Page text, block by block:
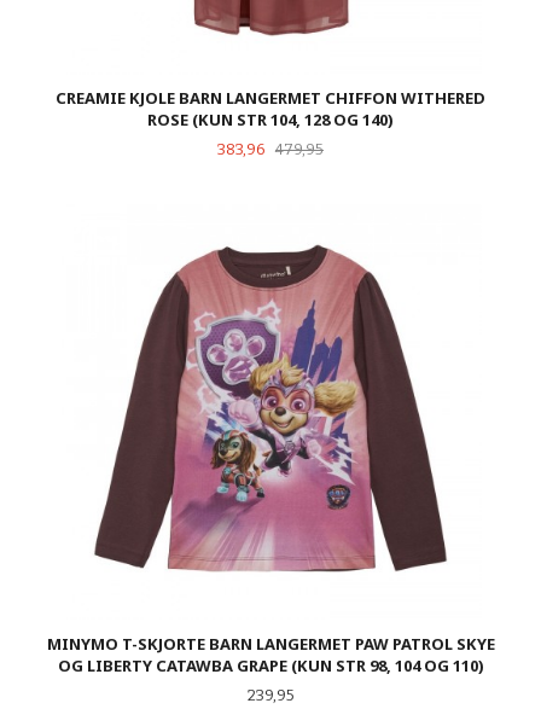
CREAMIE KJOLE BARN LANGERMET CHIFFON WITHERED
ROSE (KUN STR 104, 128 OG 140)
Tilbud
383,96 479,95Rabatt
MINYMO T-SKJORTE BARN LANGERMET PAW PATROL SKYE
OG LIBERTY CATAWBA GRAPE (KUN STR 98, 104 OG 110)
Pris
239,95